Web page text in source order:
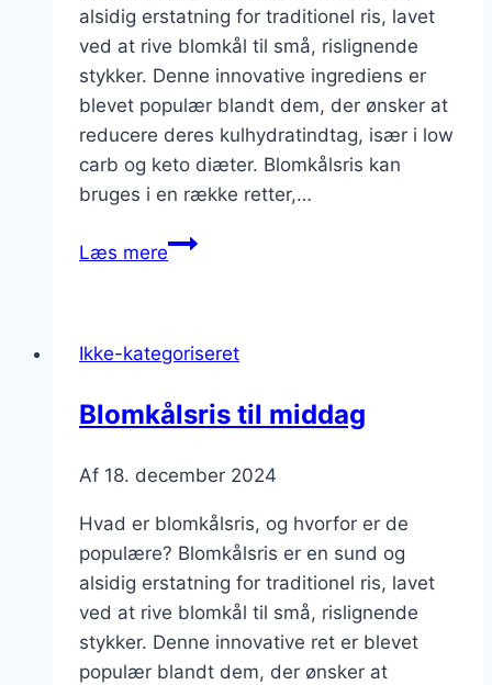
alsidig erstatning for traditionel ris, lavet
ved at rive blomkål til små, rislignende
stykker. Denne innovative ingrediens er
blevet populær blandt dem, der ønsker at
reducere deres kulhydratindtag, især i low
carb og keto diæter. Blomkålsris kan
bruges i en række retter,…
Læs mereBlomkålsris
vegetarretter
Ikke-kategoriseret
Blomkålsris til middag
Af 18. december 2024
Hvad er blomkålsris, og hvorfor er de
populære? Blomkålsris er en sund og
alsidig erstatning for traditionel ris, lavet
ved at rive blomkål til små, rislignende
stykker. Denne innovative ret er blevet
populær blandt dem, der ønsker at